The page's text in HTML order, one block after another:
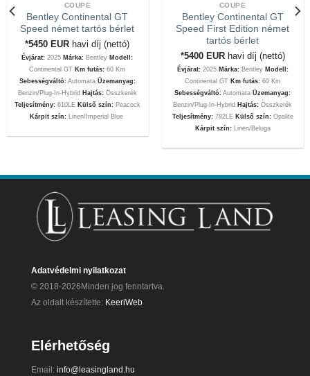
COUPE
Bentley Continental GT
Speed német tartós bérlet
*5450EUR havi díj (nettó)
Évjárat: 2025 Márka: Bentley Modell:
Continental GT Km futás:60 Km
Sebességváltó:Automata Üzemanyag:
Benzin/Plug-In-Hybrid Hajtás:Összkerék
Teljesítmény:610LE Külső szín: Peacock
Kárpit szín:Linen/Imperial Blue
COUPE
Bentley Continental GT
Speed First Edition német
tartós bérlet
*5400 EUR havi díj (nettó)
Évjárat:2025 Márka:Bentley Modell:
Continental GT Km futás: 60 Km
Sebességváltó: AutomataÜzemanyag:
Benzin/Plug-In-Hybrid Hajtás: Összkerék
Teljesítmény:782LE Külső szín: Opalite
Kárpit szín:Linen/Beluga
Adatvédelmi nyilatkozat
© 2018-2026Minden jog fenntartva.
Az oldalt készítette: KeeriWeb
Elérhetőség
Email: info@leasingland.hu